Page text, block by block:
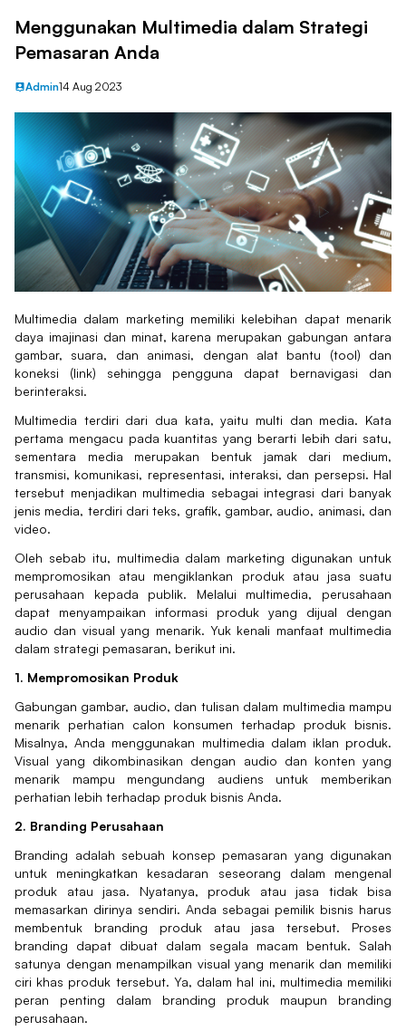
Menggunakan Multimedia dalam Strategi
Pemasaran Anda
Admin14 Aug 2023
Multimedia dalam marketing memiliki kelebihan dapat menarik
daya imajinasi dan minat, karena merupakan gabungan antara
gambar, suara, dan animasi, dengan alat bantu (tool) dan
koneksi (link) sehingga pengguna dapat bernavigasi dan
berinteraksi.
Multimedia terdiri dari dua kata, yaitu multi dan media. Kata
pertama mengacu pada kuantitas yang berarti lebih dari satu,
sementara media merupakan bentuk jamak dari medium,
transmisi, komunikasi, representasi, interaksi, dan persepsi. Hal
tersebut menjadikan multimedia sebagai integrasi dari banyak
jenis media, terdiri dari teks, grafik, gambar, audio, animasi, dan
video.
Oleh sebab itu, multimedia dalam marketing digunakan untuk
mempromosikan atau mengiklankan produk atau jasa suatu
perusahaan kepada publik. Melalui multimedia, perusahaan
dapat menyampaikan informasi produk yang dijual dengan
audio dan visual yang menarik. Yuk kenali manfaat multimedia
dalam strategi pemasaran, berikut ini.
1. Mempromosikan Produk
Gabungan gambar, audio, dan tulisan dalam multimedia mampu
menarik perhatian calon konsumen terhadap produk bisnis.
Misalnya, Anda menggunakan multimedia dalam iklan produk.
Visual yang dikombinasikan dengan audio dan konten yang
menarik mampu mengundang audiens untuk memberikan
perhatian lebih terhadap produk bisnis Anda.
2. Branding Perusahaan
Branding adalah sebuah konsep pemasaran yang digunakan
untuk meningkatkan kesadaran seseorang dalam mengenal
produk atau jasa. Nyatanya, produk atau jasa tidak bisa
memasarkan dirinya sendiri. Anda sebagai pemilik bisnis harus
membentuk branding produk atau jasa tersebut. Proses
branding dapat dibuat dalam segala macam bentuk. Salah
satunya dengan menampilkan visual yang menarik dan memiliki
ciri khas produk tersebut. Ya, dalam hal ini, multimedia memiliki
peran penting dalam branding produk maupun branding
perusahaan.